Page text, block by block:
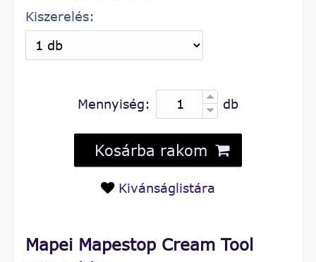
Mapei Mapestop Cream Tool
Kiszerelés:
Mennyiség: db
Kosárba rakom
Kivánságlistára